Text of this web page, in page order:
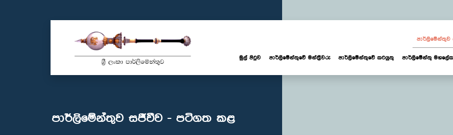
පාර්ලි‌මේන්තුව
මුල් පිටුව පාර්ලි‌මේන්තුවේ මන්ත්‍රීවරු පාර්ලිමේන්තුවේ කටයුතු පාර්ලිමේන්තු
පාර්ලිමේන්තුව සජීවීව - පටිගත කළ